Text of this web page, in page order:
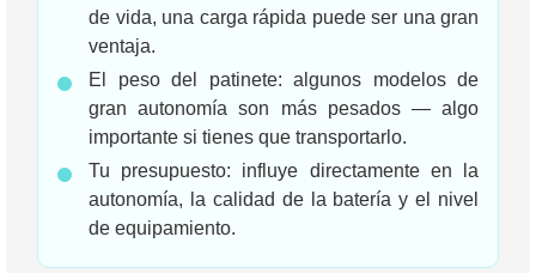
de vida, una carga rápida puede ser una gran
ventaja.
El peso del patinete: algunos modelos de
gran autonomía son más pesados — algo
importante si tienes que transportarlo.
Tu presupuesto: influye directamente en la
autonomía, la calidad de la batería y el nivel
de equipamiento.